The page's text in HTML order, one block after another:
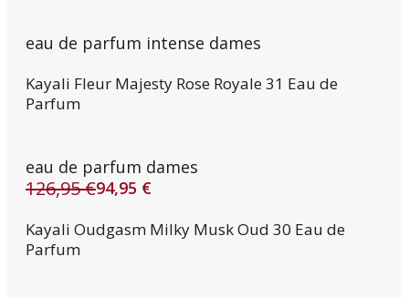
eau de parfum intense dames
Kayali Fleur Majesty Rose Royale 31 Eau de
Parfum
eau de parfum dames
126,95€
Oorspronkelijke
was:
126,95 €.
94,95 €
Huidige
is:
94,95 €.
Kayali Oudgasm Milky Musk Oud 30 Eau de
Parfum